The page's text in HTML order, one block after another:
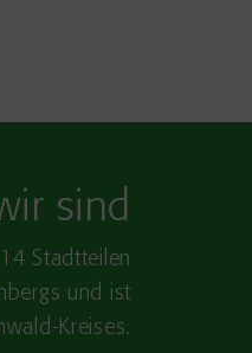
sind
Stadtteilen
und ist
Kreises.